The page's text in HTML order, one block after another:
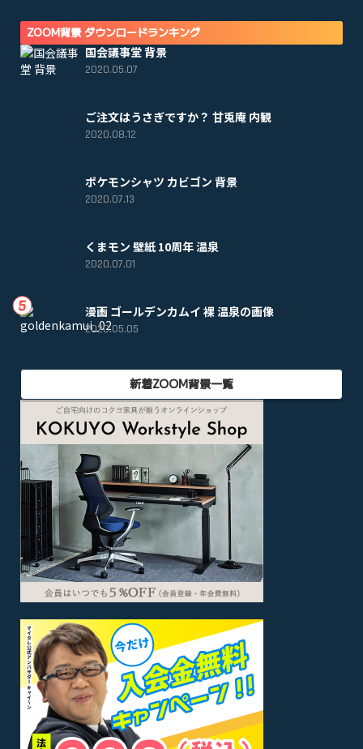
ZOOM背景 ダウンロードランキング
国会議事堂 背景
2020.05.07
ご注文はうさぎですか？ 甘兎庵 内観
2020.08.12
ポケモンシャツ カビゴン 背景
2020.07.13
くまモン 壁紙 10周年 温泉
2020.07.01
漫画 ゴールデンカムイ 裸 温泉の画像
2020.05.05
新着ZOOM背景一覧